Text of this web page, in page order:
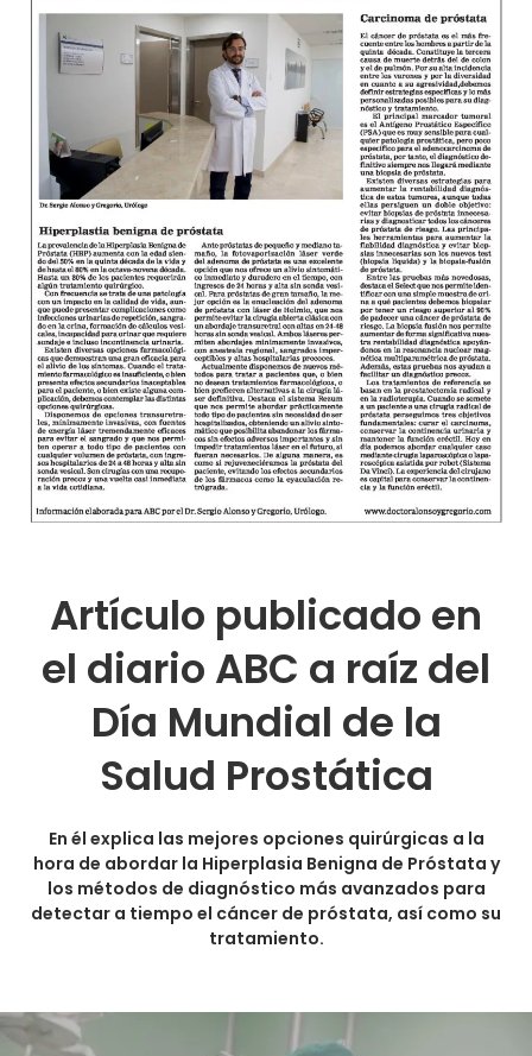
Artículo publicado en
el diario ABC a raíz del
Día Mundial de la
Salud Prostática
En él explica las mejores opciones quirúrgicas a la
hora de abordar la Hiperplasia Benigna de Próstata y
los métodos de diagnóstico más avanzados para
detectar a tiempo el cáncer de próstata, así como su
tratamiento.